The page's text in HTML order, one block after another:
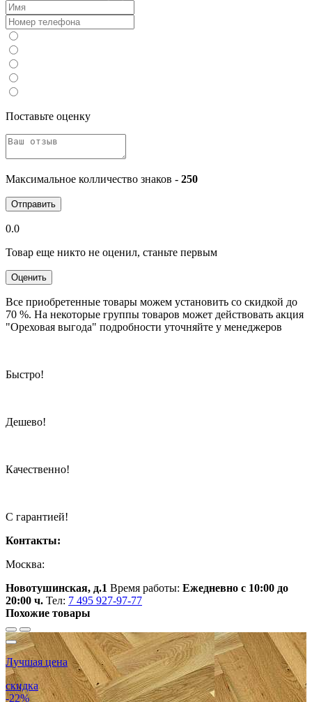
Поставьте оценку
Максимальное колличество знаков - 250
Отправить
0.0
Товар еще никто не оценил, станьте первым
Оценить
Все приобретенные товары можем установить со скидкой до
70 %. На некоторые группы товаров может действовать акция
"Ореховая выгода" подробности уточняйте у менеджеров
Быстро!
Дешево!
Качественно!
С гарантией!
Контакты:
Москва:
Новотушинская, д.1 Время работы: Ежедневно с 10:00 до
20:00 ч. Тел: 7 495 927-97-77
Похожие товары
Лучшая цена
скидка
-22%